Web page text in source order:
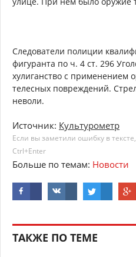
Следователи полиции
фигуранта по ч. 4 ст. 296
хулиганство с применением
телесных повреждений.
неволи.
Источник: Культурометр
Если вы заметили ошибку в
Ctrl+Enter
Больше по темам: Новости
ТАКЖЕ ПО ТЕМЕ